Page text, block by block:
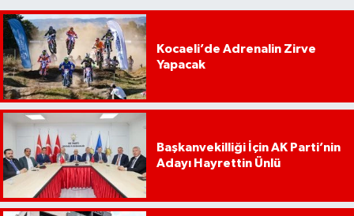
Kocaeli’de Adrenalin Zirve
Yapacak
Başkanvekilliği İçin AK Parti’nin
Adayı Hayrettin Ünlü